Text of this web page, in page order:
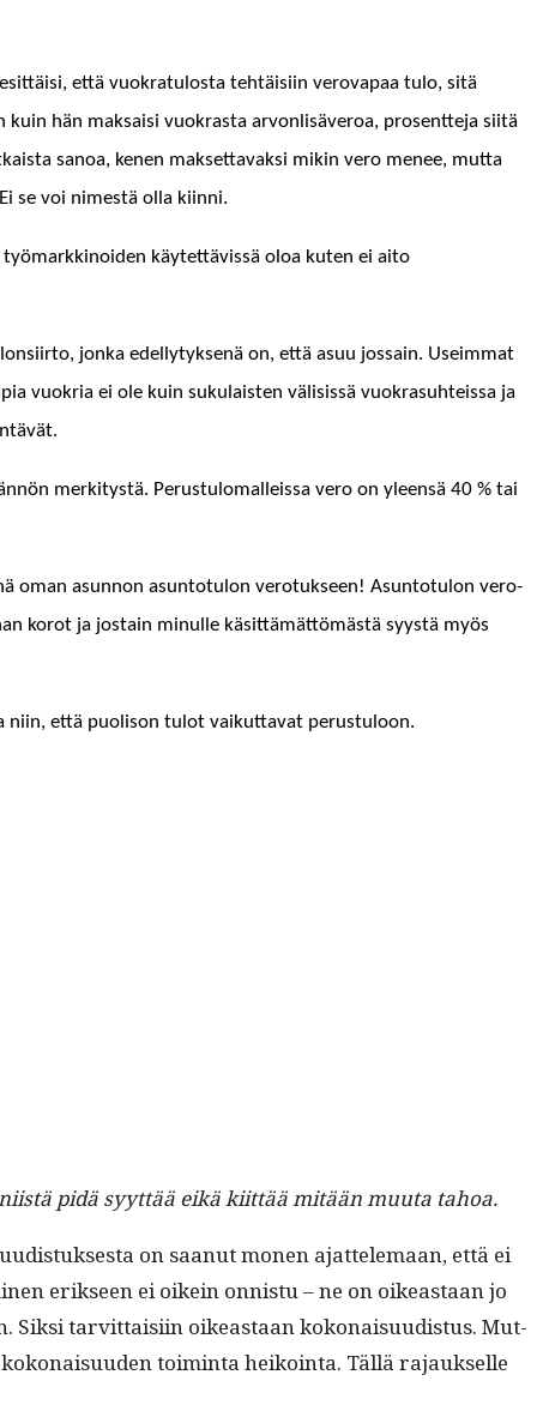
että vuokrat­u­losta tehtäisi­in verova­paa tulo, sitä
hän mak­saisi vuokras­ta arvon­lisäveroa, pros­ent­te­ja siitä
sanoa, kenen mak­set­tavak­si mikin vero menee, mut­ta
se voi nimestä olla kiinni.
työ­markki­noiden käytet­tävis­sä oloa kuten ei aito
jon­ka edel­ly­tyk­senä on, että asuu jos­sain. Useim­mat
vuokria ei ole kuin suku­lais­ten väli­sis­sä vuokra­suhteis­sa ja
merk­i­tys­tä. Perus­tu­lo­ma­lleis­sa vero on yleen­sä 40 % tai
oman asun­non asun­to­tu­lon vero­tuk­seen! Asun­to­tu­lon vero­
korot ja jostain min­ulle käsit­tämät­tömästä syys­tä myös
niin, että puoli­son tulot vaikut­ta­vat perustuloon.
pidä syyt­tää eikä kiit­tää mitään muu­ta tahoa.
on saanut mon­en ajat­tele­maan, että ei
erik­seen ei oikein onnis­tu – ne on oikeas­t­aan jo
Sik­si tarvit­taisi­in oikeas­t­aan kokon­aisu­ud­is­tus. Mut­
toim­inta heikoin­ta. Täl­lä rajauk­selle